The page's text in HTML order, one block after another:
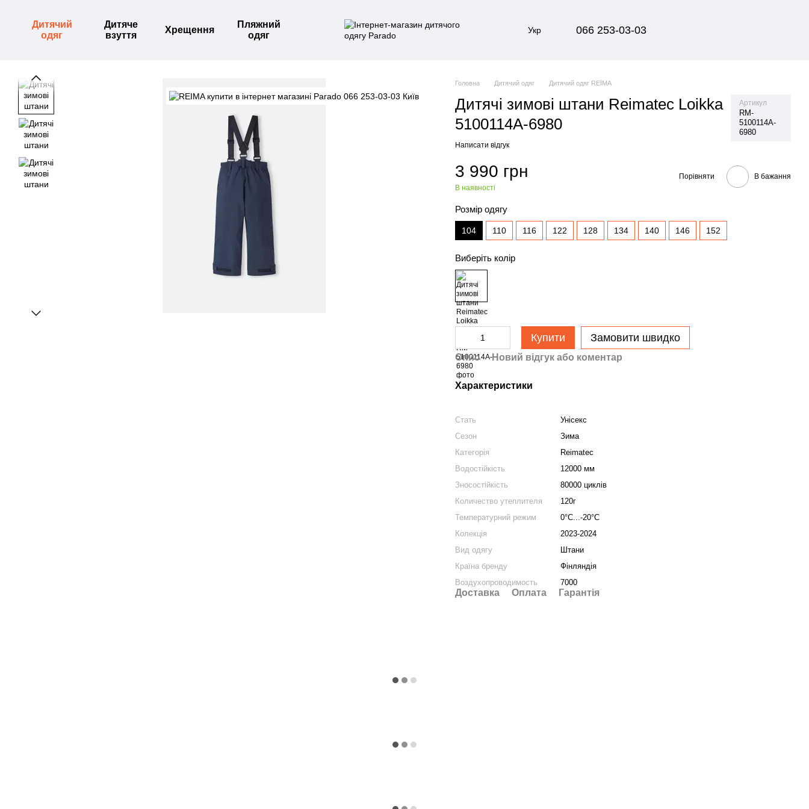
Дитячий
одяг
Дитяче
взуття
Хрещення
Пляжний
одяг
Укр 066 253-03-03
Головна Дитячий одяг Дитячий одяг REIMA
Дитячі зимові штани Reimatec Loikka
5100114A-6980
Артикул
RM-
5100114A-
6980
Написати відгук
3 990 грн
В наявності
Порівняти В бажання
Розмір одягу
104 110 116 122 128 134 140 146 152
Виберіть колір
Купити Замовити швидко
Опис Новий відгук або коментар
Характеристики
Стать
Унісекс
Сезон
Зима
Категорія
Reimatec
Водостійкість
12000 мм
Зносостійкість
80000 циклів
Количество утеплителя
120г
Температурний режим
0°C...-20°C
Колекція
2023-2024
Вид одягу
Штани
Країна бренду
Фінляндія
Воздухопроводимость
7000
Доставка Оплата Гарантія